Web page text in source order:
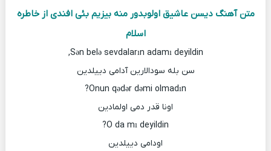
متن آهنگ دیسن عاشیق اولوبدور منه بیزیم بئی افندی از خاطره
اسلام
Sən belə sevdaların adamı deyildin,
سن بله سودالارین آدامی دییلدین
Onun qədər dəmi olmadın?
اونا قدر دمی اولمادین
O da mı deyildin?
اودامی دییلدین